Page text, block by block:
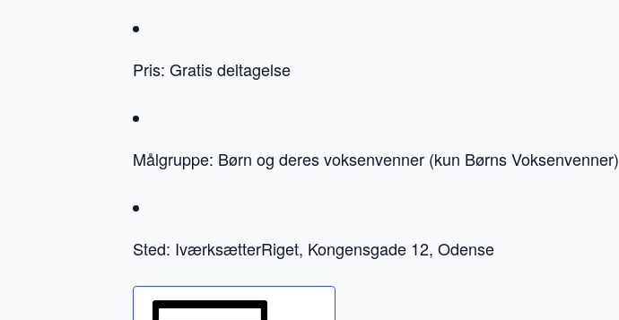
Pris: Gratis deltagelse
Målgruppe: Børn og deres voksenvenner (kun Børns Voksenvenner)
Sted: IværksætterRiget, Kongensgade 12, Odense